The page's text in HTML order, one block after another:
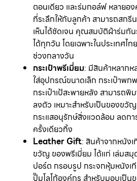
ตอนเดียว และร่มกอล์ฟ หลายอ
ที่ระลึกให้กับลูกค้า สามารถสกรี
เห็นได้ชัดเจน คุณสมบัติผ้าร่มกั
ได้ทุกวัน โดยเฉพาะในประเทศไ
ช่วงกลางวัน
กระเป๋าพรีเมี่ยม: มีสินค้าหลากห
ใส่อุปกรณ์ขนาดเล็ก กระเป๋าพก
กระเป๋าเป้สะพายหลัง สามารถพิ
ลงตัว เหมาะสำหรับเป็นของขวั
กระแสอนุรักษ์สิ่งแวดล้อม ลดก
ครั้งเดียวทิ้ง
Leather Gift: สินค้าจากหนัง
ขวัญ ของพรีเมี่ยม ได้แก่ เล่มส
ปอร์ต กรอบรูป กระจกหุ้มหนังเ
ปั๊มโลโก้องค์กร สำหรับมอบเป็น